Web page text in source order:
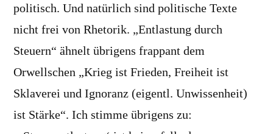
politisch. Und natürlich sind politische Texte
nicht frei von Rhetorik. „Entlastung durch
Steuern“ ähnelt übrigens frappant dem
Orwellschen „Krieg ist Frieden, Freiheit ist
Sklaverei und Ignoranz (eigentl. Unwissenheit)
ist Stärke“. Ich stimme übrigens zu: